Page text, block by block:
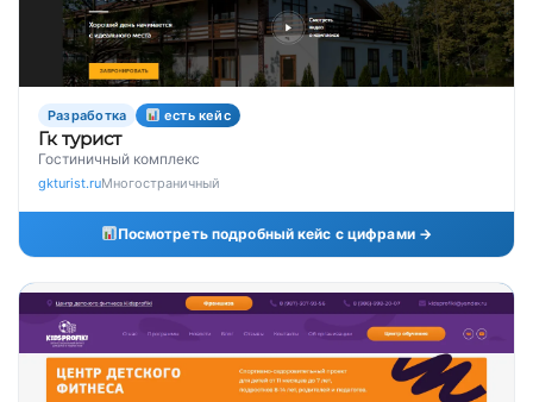
Разработка есть кейс
Гк турист
Гостиничный комплекс
gkturist.ruМногостраничный
Посмотреть подробный кейс с цифрами →